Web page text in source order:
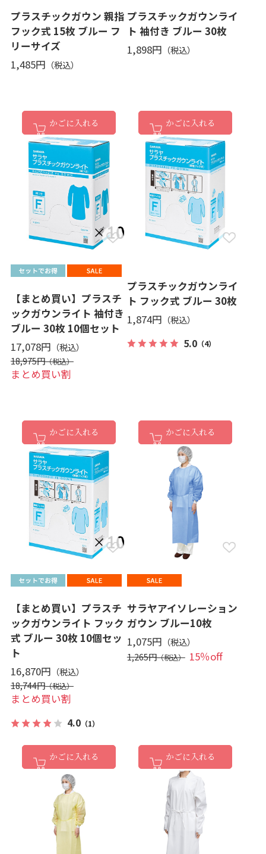
プラスチックガウン 親指
フック式 15枚 ブルー フ
リーサイズ
1,485円
かごに入れる
プラスチックガウンライ
ト 袖付き ブルー 30枚
1,898円
かごに入れる
【まとめ買い】プラスチ
ックガウンライト 袖付き
ブルー 30枚 10個セット
17,078円
18,975円
まとめ買い割
かごに入れる
プラスチックガウンライ
ト フック式 ブルー 30枚
1,874円
5.0（4）
かごに入れる
【まとめ買い】プラスチ
ックガウンライト フック
式 ブルー 30枚 10個セッ
ト
16,870円
18,744円
まとめ買い割
4.0（1）
かごに入れる
サラヤアイソレーション
ガウン ブルー10枚
1,075円
1,265円 15％off
かごに入れる